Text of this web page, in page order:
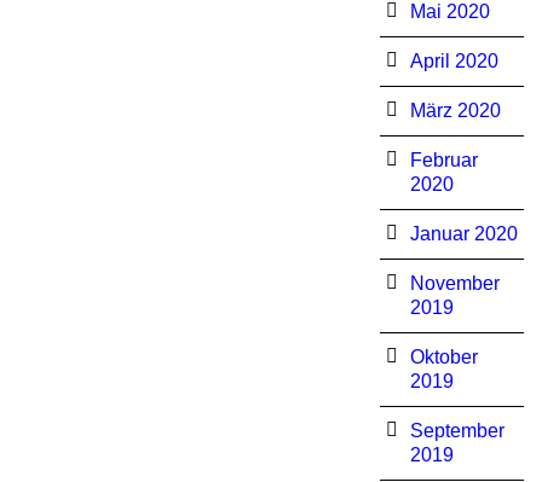
Mai 2020
April 2020
März 2020
Februar
2020
Januar 2020
November
2019
Oktober
2019
September
2019